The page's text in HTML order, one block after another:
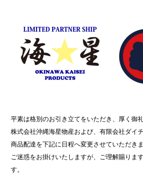
平素は格別のお引き立てをいただき、厚く御
株式会社沖縄海星物産および、有限会社ダイ
商品配達を下記に日程へ変更させていただきま
ご迷惑をお掛けいたしますが、ご理解賜りま
す。